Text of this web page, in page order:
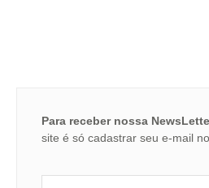
Para receber nossa
site é só cadastrar seu e-mail